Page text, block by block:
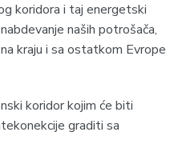
koridora i taj energetski
naših potrošača,
kraju i sa ostatkom Evrope
koridor kojim će biti
graditi sa